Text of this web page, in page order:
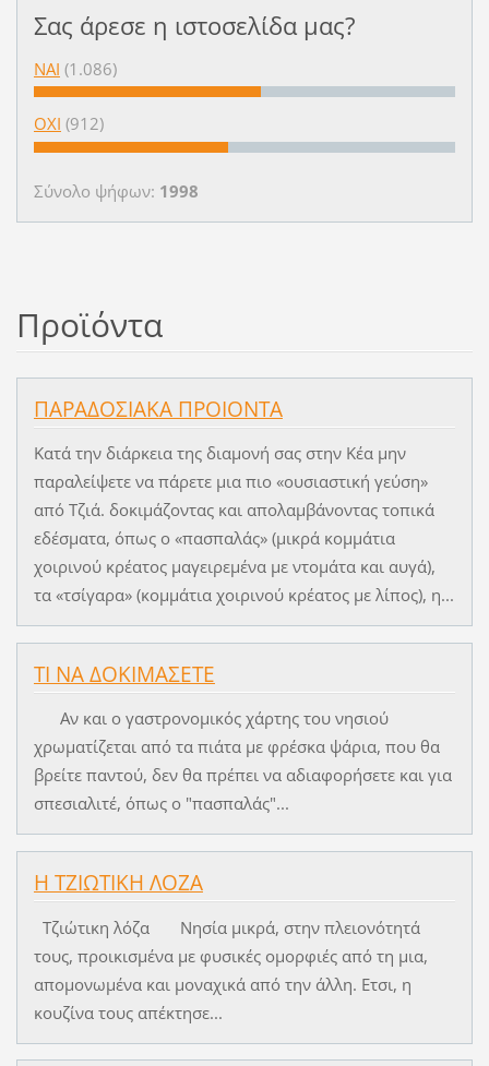
Σας άρεσε η ιστοσελίδα μας?
ΝΑΙ (1.086)
ΟΧΙ (912)
Σύνολο ψήφων: 1998
Προϊόντα
ΠΑΡΑΔΟΣΙΑΚΑ ΠΡΟΙΟΝΤΑ
Κατά την διάρκεια της διαμονή σας στην Κέα μην
παραλείψετε να πάρετε μια πιο «ουσιαστική γεύση»
από Τζιά. δοκιμάζοντας και απολαμβάνοντας τοπικά
εδέσματα, όπως ο «πασπαλάς» (μικρά κομμάτια
χοιρινού κρέατος μαγειρεμένα με ντομάτα και αυγά),
τα «τσίγαρα» (κομμάτια χοιρινού κρέατος με λίπος), η...
ΤΙ ΝΑ ΔΟΚΙΜΑΣΕΤΕ
Αν και ο γαστρονομικός χάρτης του νησιού
χρωματίζεται από τα πιάτα με φρέσκα ψάρια, που θα
βρείτε παντού, δεν θα πρέπει να αδιαφορήσετε και για
σπεσιαλιτέ, όπως ο "πασπαλάς"...
Η ΤΖΙΩΤΙΚΗ ΛΟΖΑ
Τζιώτικη λόζα Νησία μικρά, στην πλειονότητά
τους, προικισμένα με φυσικές ομορφιές από τη μια,
απομονωμένα και μοναχικά από την άλλη. Ετσι, η
κουζίνα τους απέκτησε...